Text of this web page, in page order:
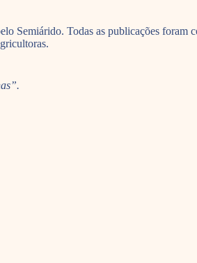
Semiárido. Todas as publicações foram